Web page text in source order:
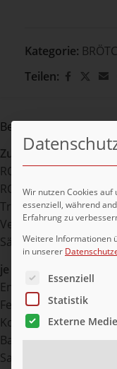
Kategorie:
Teilen:
Beschreibung
Zutaten
ROGGENMEHL,
Traubenzucker,
Verdickungsmittel
Säuerungsmittel
je 100g enthalten
Energie in kJ 982
Fett in g 0,9
Kohlenhydrate in g 46
Ballaststoffe in g 3,8
Salzgehalt in g 1,4
Wir nutzen Cookies auf
essenziell, während
Erfahrung zu
Weitere Informationen
in unserer
Es folgt eine
Essenziell
Statistik
Externe